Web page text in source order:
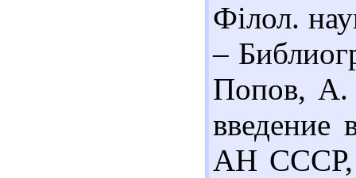
Філол.
–
Попов, А.
АН СССР,